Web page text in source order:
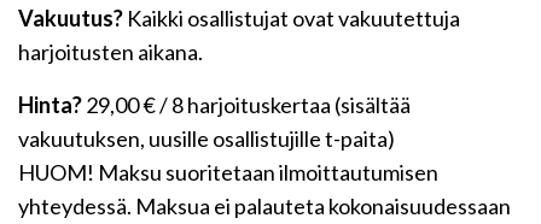
Vakuutus? Kaikki osallistujat ovat vakuutettuja
harjoitusten aikana.
Hinta?29,00 € / 8 harjoituskertaa (sisältää
vakuutuksen, uusille osallistujille t-paita)
HUOM! Maksu suoritetaan ilmoittautumisen
yhteydessä. Maksua ei palauteta kokonaisuudessaan